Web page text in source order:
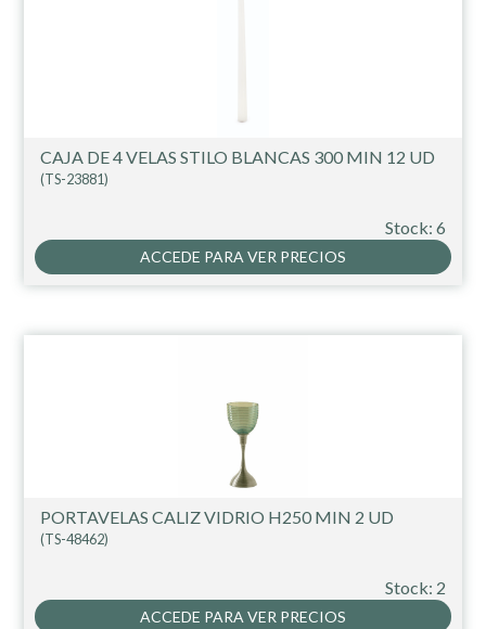
CAJA DE 4 VELAS STILO BLANCAS 300 MIN 12 UD
(TS-23881)
Stock: 6
ACCEDE PARA VER PRECIOS
PORTAVELAS CALIZ VIDRIO H250 MIN 2 UD
(TS-48462)
Stock: 2
ACCEDE PARA VER PRECIOS